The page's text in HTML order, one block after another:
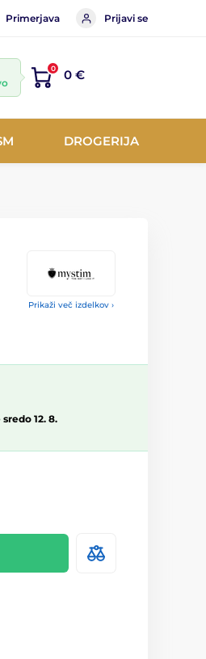
Primerjava Prijavi se
0 0 €
DROGERIJA
Prikaži več izdelkov ›
12. 8.